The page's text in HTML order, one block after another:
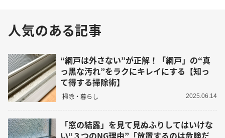
人気のある記事
“網戸は外さない”が正解！「網戸」の“真
っ黒な汚れ”をラクにキレイにする【知っ
て得する掃除術】
掃除・暮らし 2025.06.14
「窓の結露」を見て見ぬふりしてはいけな
い“３つのNG理由”「放置するのは危険だ